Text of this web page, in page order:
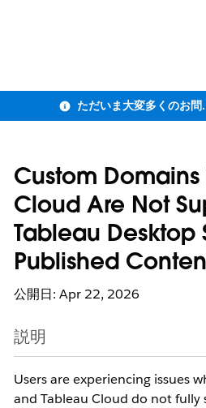
ただいま大変多くのお
Custom Domains
Cloud Are Not
Tableau Desktop
Published
公開日: Apr 22, 2026
説明
Users are experiencing issues
and Tableau Cloud do not